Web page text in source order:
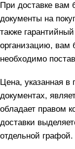
При доставке вам
документы на
также
организацию, вам
необходимо
Цена, указанная в
документах,
обладает правом
доставки
отдельной графой.